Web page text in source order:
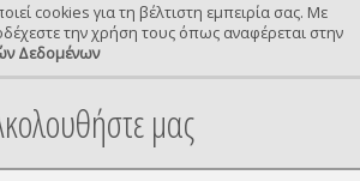
cookies για τη βέλτιστη εμπειρία σας. Με
την χρήση τους όπως αναφέρεται στην
Δεδομένων
confirmation
μας